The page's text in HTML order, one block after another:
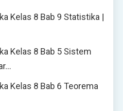
Kelas 8 Bab 9 Statistika |
Kelas 8 Bab 5 Sistem
Kelas 8 Bab 6 Teorema